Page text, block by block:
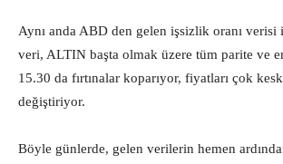
Aynı anda ABD den gelen işsizlik oranı
veri, ALTIN başta olmak üzere tüm parite ve
15.30 da fırtınalar koparıyor, fiyatları çok
değiştiriyor.
Böyle günlerde, gelen verilerin hemen